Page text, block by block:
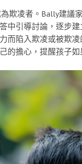
欺凌者。Bally建議
中引導討論，逐步
而陷入欺凌或被欺
的擔心，提醒孩子